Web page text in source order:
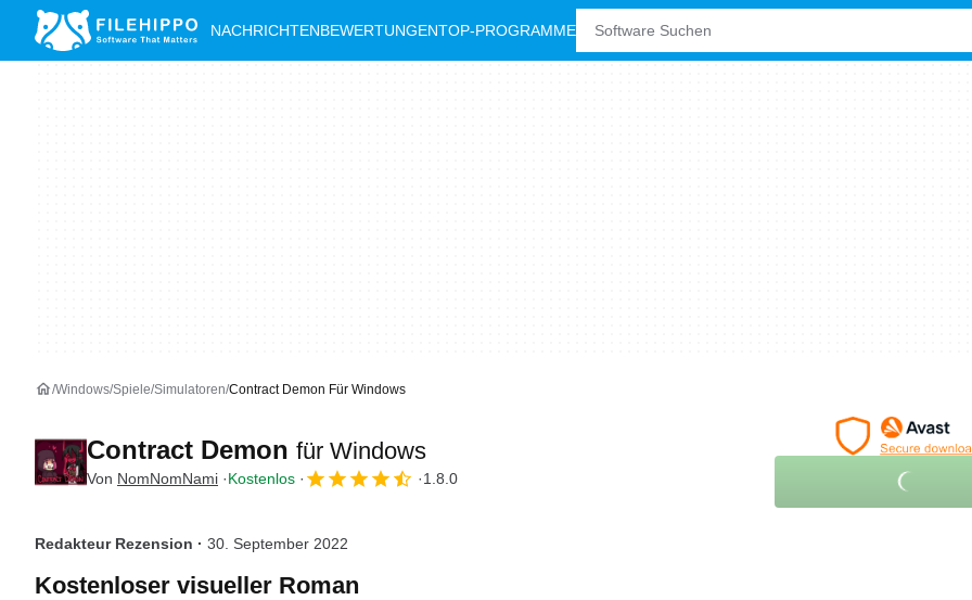
NACHRICHTENBEWERTUNGENTOP-PROGRAMME
Windows Spiele Simulatoren Contract Demon Für Windows
Contract Demon für Windows
Von NomNomNami Kostenlos 1.8.0
Redakteur Rezension · 30. September 2022
Kostenloser visueller Roman